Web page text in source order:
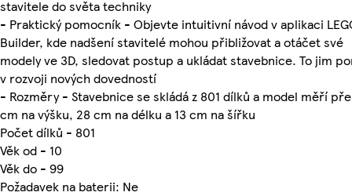
stavitele do světa techniky
- Praktický pomocník - Objevte intuitivní návod v aplikaci
Builder, kde nadšení stavitelé mohou přibližovat a otáčet své
modely ve 3D, sledovat postup a ukládat stavebnice. To jim
v rozvoji nových dovedností
- Rozměry - Stavebnice se skládá z 801 dílků a model měří
cm na výšku, 28 cm na délku a 13 cm na šířku
Počet dílků - 801
Věk od - 10
Věk do - 99
Požadavek na baterii: Ne